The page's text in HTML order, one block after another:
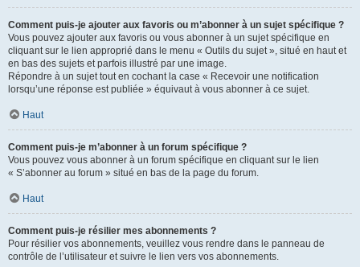
Comment puis-je ajouter aux favoris ou m’abonner à un sujet spécifique ?
Vous pouvez ajouter aux favoris ou vous abonner à un sujet spécifique en
cliquant sur le lien approprié dans le menu « Outils du sujet », situé en haut et
en bas des sujets et parfois illustré par une image.
Répondre à un sujet tout en cochant la case « Recevoir une notification
lorsqu’une réponse est publiée » équivaut à vous abonner à ce sujet.
Haut
Comment puis-je m’abonner à un forum spécifique ?
Vous pouvez vous abonner à un forum spécifique en cliquant sur le lien
« S’abonner au forum » situé en bas de la page du forum.
Haut
Comment puis-je résilier mes abonnements ?
Pour résilier vos abonnements, veuillez vous rendre dans le panneau de
contrôle de l’utilisateur et suivre le lien vers vos abonnements.